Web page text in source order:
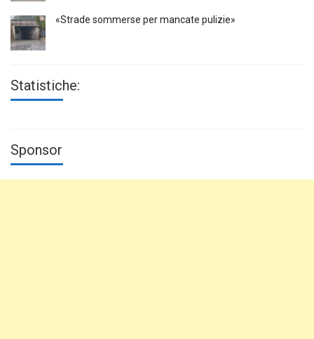
«Strade sommerse per mancate pulizie»
Statistiche:
Sponsor